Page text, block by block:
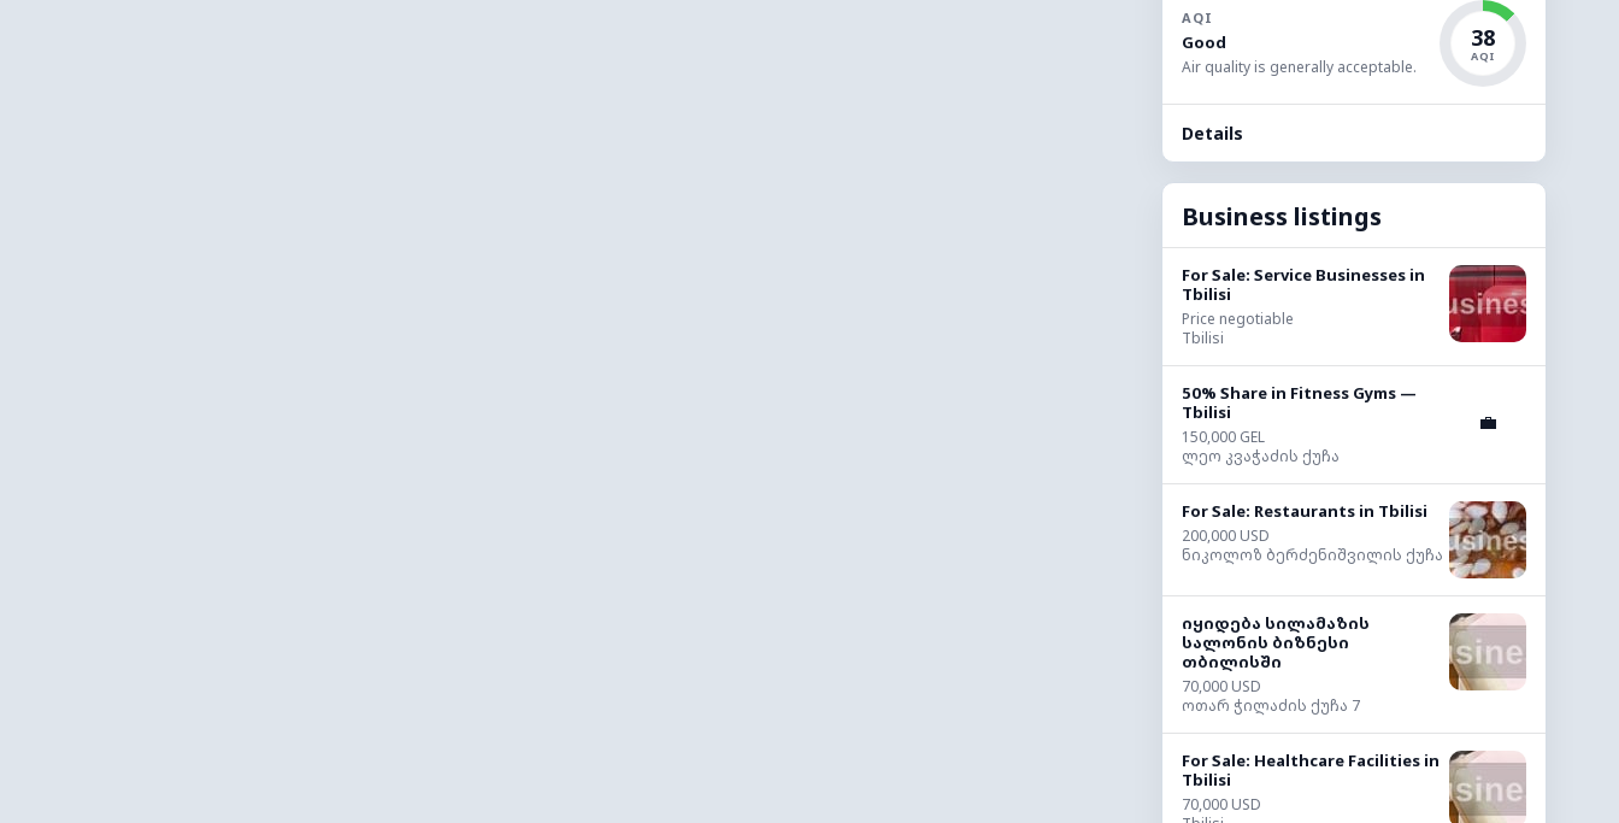
AQI
Good
Air quality is generally acceptable.
38
AQI
Details
Business listings
For Sale: Service Businesses in
Tbilisi
Price negotiable
Tbilisi
50% Share in Fitness Gyms —
Tbilisi
150,000 GEL
ლეო კვაჭაძის ქუჩა
💼
For Sale: Restaurants in Tbilisi
200,000 USD
ნიკოლოზ ბერძენიშვილის ქუჩა
იყიდება სილამაზის
სალონის ბიზნესი
თბილისში
70,000 USD
ოთარ ჭილაძის ქუჩა 7
For Sale: Healthcare Facilities in
Tbilisi
70,000 USD